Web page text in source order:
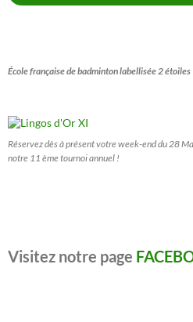
École française de badminton labellisée 2 étoiles
Réservez dès à présent votre week-end du 28
notre 11 ème tournoi annuel !
Visitez notre page